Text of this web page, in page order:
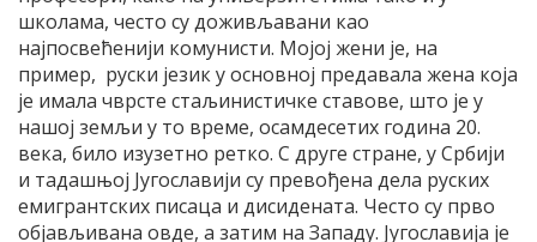
школама, често су доживљавани као
најпосвећенији комунисти. Мојој жени је, на
пример, руски језик у основној предавала жена која
је имала чврсте стаљинистичке ставове, што је у
нашој земљи у то време, осамдесетих година 20.
века, било изузетно ретко. С друге стране, у Србији
и тадашњој Југославији су превођена дела руских
емигрантских писаца и дисидената. Често су прво
објављивана овде, а затим на Западу. Југославија је